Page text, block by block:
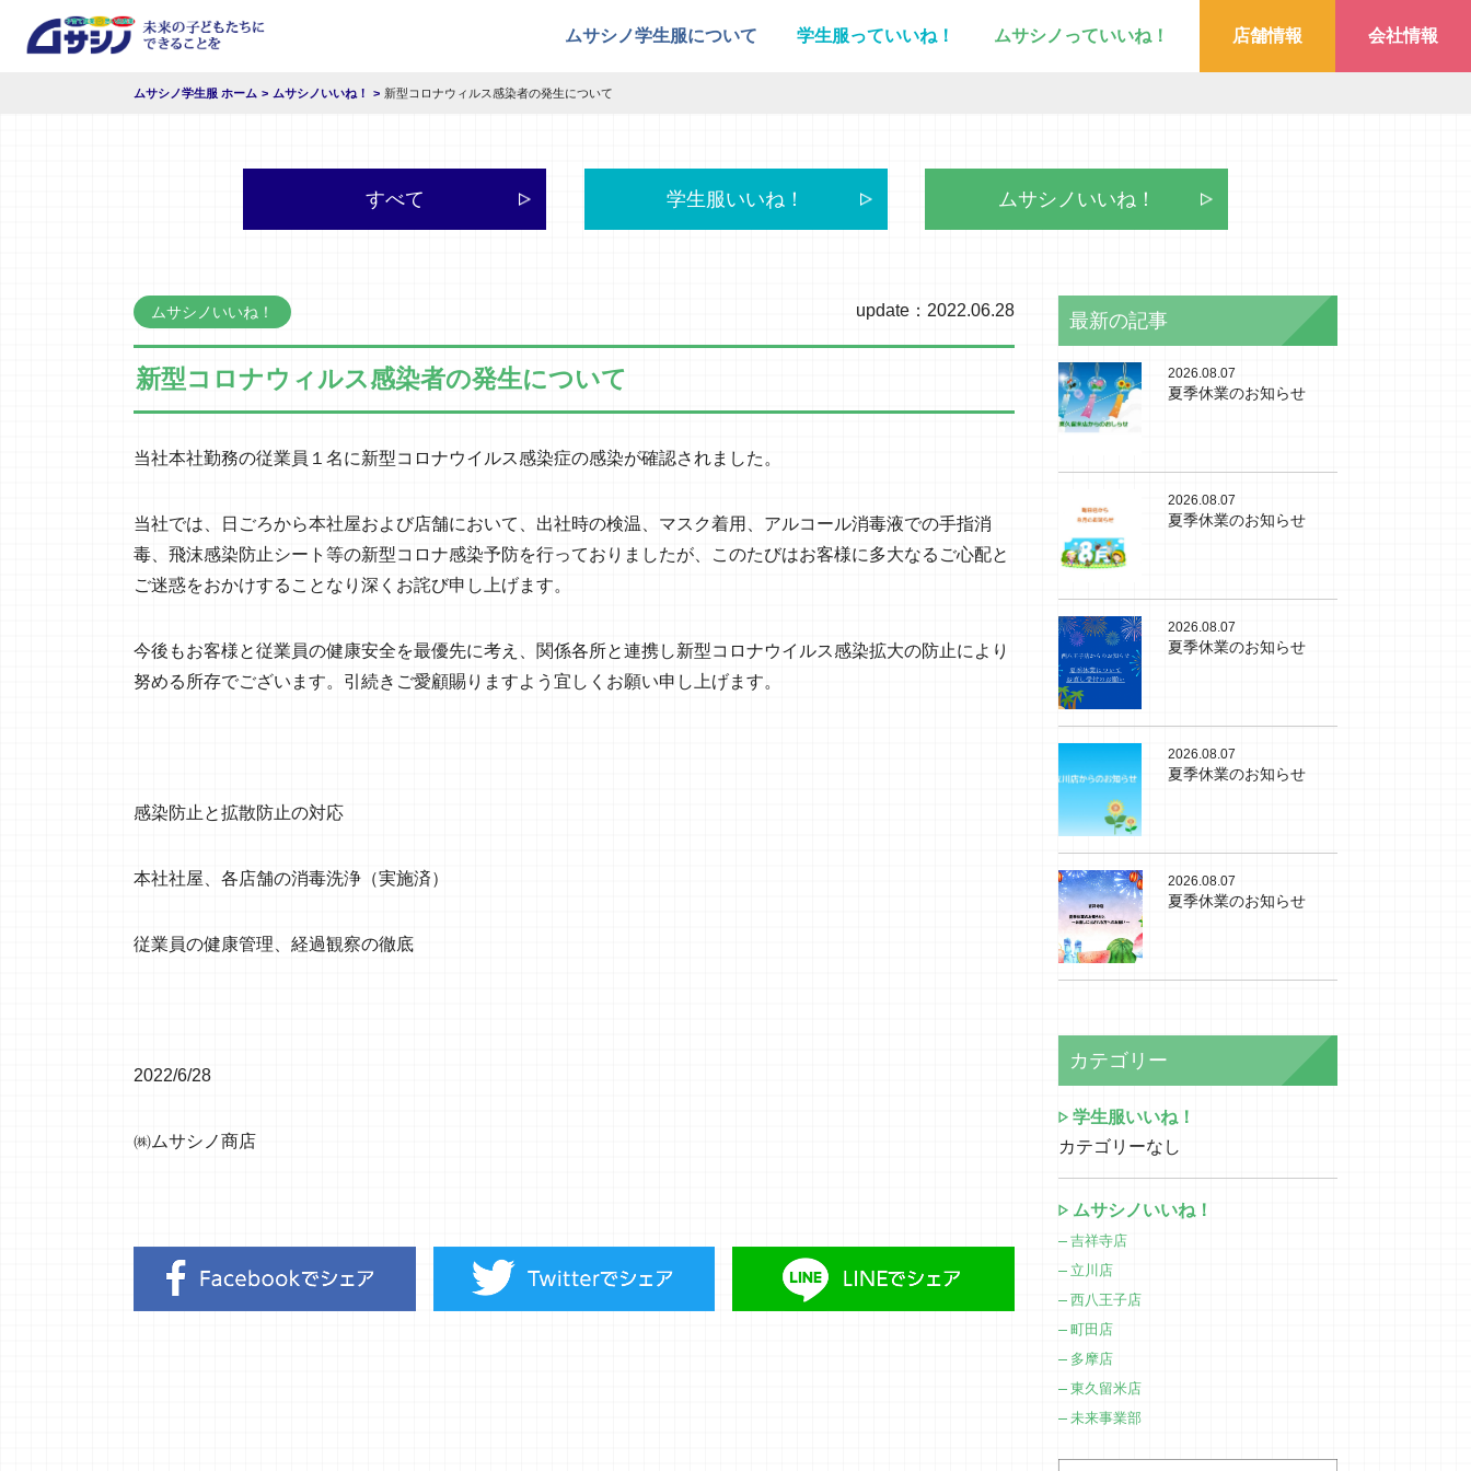
ムサシノ学生服について 学生服っていいね！ ムサシノっていいね！ 店舗情報 会社情報
ムサシノ学生服 ホーム ムサシノいいね！ 新型コロナウィルス感染者の発生について
すべて 学生服いいね！ ムサシノいいね！
ムサシノいいね！ update：2022.06.28
新型コロナウィルス感染者の発生について
当社本社勤務の従業員１名に新型コロナウイルス感染症の感染が確認されました。
当社では、日ごろから本社屋および店舗において、出社時の検温、マスク着用、アルコール消毒液での手指消
毒、飛沫感染防止シート等の新型コロナ感染予防を行っておりましたが、このたびはお客様に多大なるご心配と
ご迷惑をおかけすることなり深くお詫び申し上げます。
今後もお客様と従業員の健康安全を最優先に考え、関係各所と連携し新型コロナウイルス感染拡大の防止により
努める所存でございます。引続きご愛顧賜りますよう宜しくお願い申し上げます。
感染防止と拡散防止の対応
本社社屋、各店舗の消毒洗浄（実施済）
従業員の健康管理、経過観察の徹底
2022/6/28
㈱ムサシノ商店
最新の記事
2026.08.07
夏季休業のお知らせ
2026.08.07
夏季休業のお知らせ
2026.08.07
夏季休業のお知らせ
2026.08.07
夏季休業のお知らせ
2026.08.07
夏季休業のお知らせ
カテゴリー
学生服いいね！
カテゴリーなし
ムサシノいいね！
吉祥寺店
立川店
西八王子店
町田店
多摩店
東久留米店
未来事業部